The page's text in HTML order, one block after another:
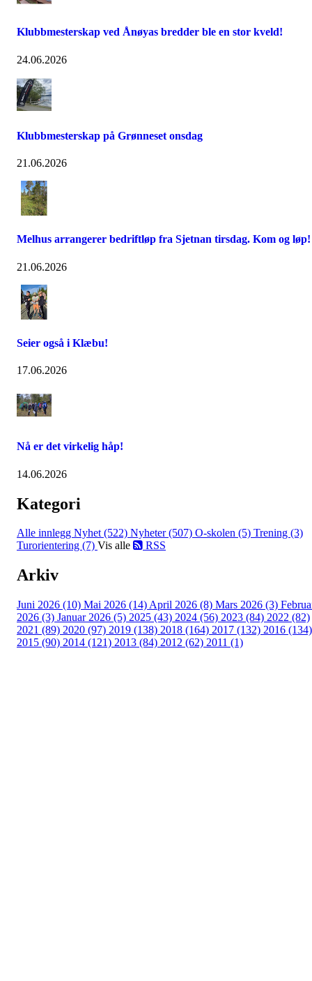
Klubbmesterskap ved Ånøyas bredder ble en stor kveld!
24.06.2026
Klubbmesterskap på Grønneset onsdag
21.06.2026
Melhus arrangerer bedriftløp fra Sjetnan tirsdag. Kom og løp!
21.06.2026
Seier også i Klæbu!
17.06.2026
Nå er det virkelig håp!
14.06.2026
Kategori
Alle innlegg Nyhet (522) Nyheter (507) O-skolen (5) Trening (3)
Turorientering (7) Vis alle RSS
Arkiv
Juni 2026 (10) Mai 2026 (14) April 2026 (8) Mars 2026 (3)
2026 (3) Januar 2026 (5) 2025 (43) 2024 (56) 2023 (84) 2022 (82)
2021 (89) 2020 (97) 2019 (138) 2018 (164) 2017 (132) 2016 (134)
2015 (90) 2014 (121) 2013 (84) 2012 (62) 2011 (1)